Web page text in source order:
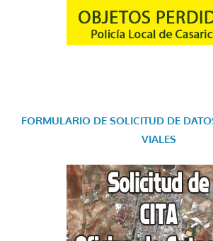
FORMULARIO DE SOLICITUD DE
VIALES